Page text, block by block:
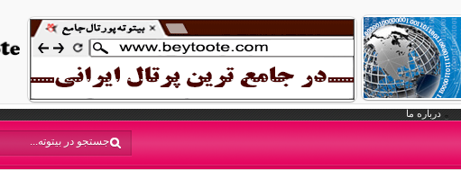
درباره ما